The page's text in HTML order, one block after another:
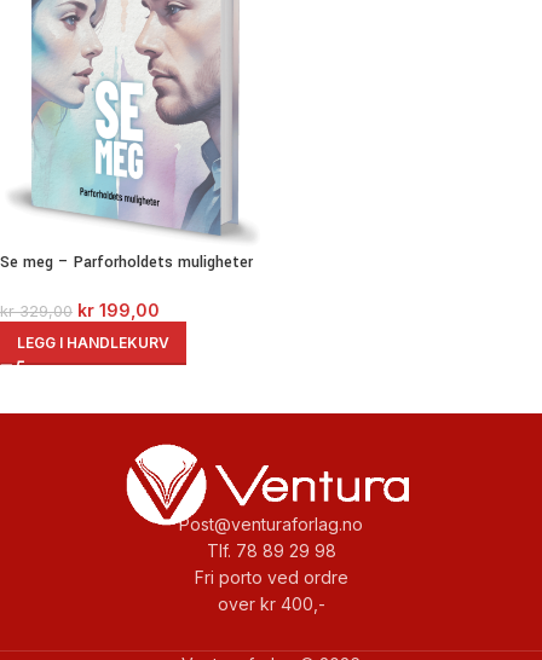
Se meg – Parforholdets muligheter
kr329,00 kr 199,00
LEGG I HANDLEKURV
Post@venturaforlag.no
Tlf. 78 89 29 98
Fri porto ved ordre
over kr 400,-